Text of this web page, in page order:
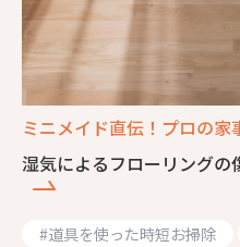
ミニメイド直伝！プロの家
湿気によるフローリング
#道具を使った時短お掃除